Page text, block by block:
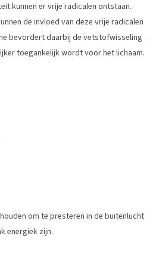
kunnen er vrije radicalen ontstaan.
de invloed van deze vrije radicalen
bevordert daarbij de vetstofwisseling
toegankelijk wordt voor het lichaam.
om te presteren in de buitenlucht
energiek zijn.